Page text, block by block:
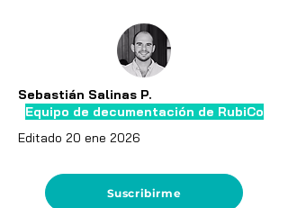
Sebastián Salinas P.
Equipo de decumentación de RubiCo
Editado 20 ene 2026
Suscribirme